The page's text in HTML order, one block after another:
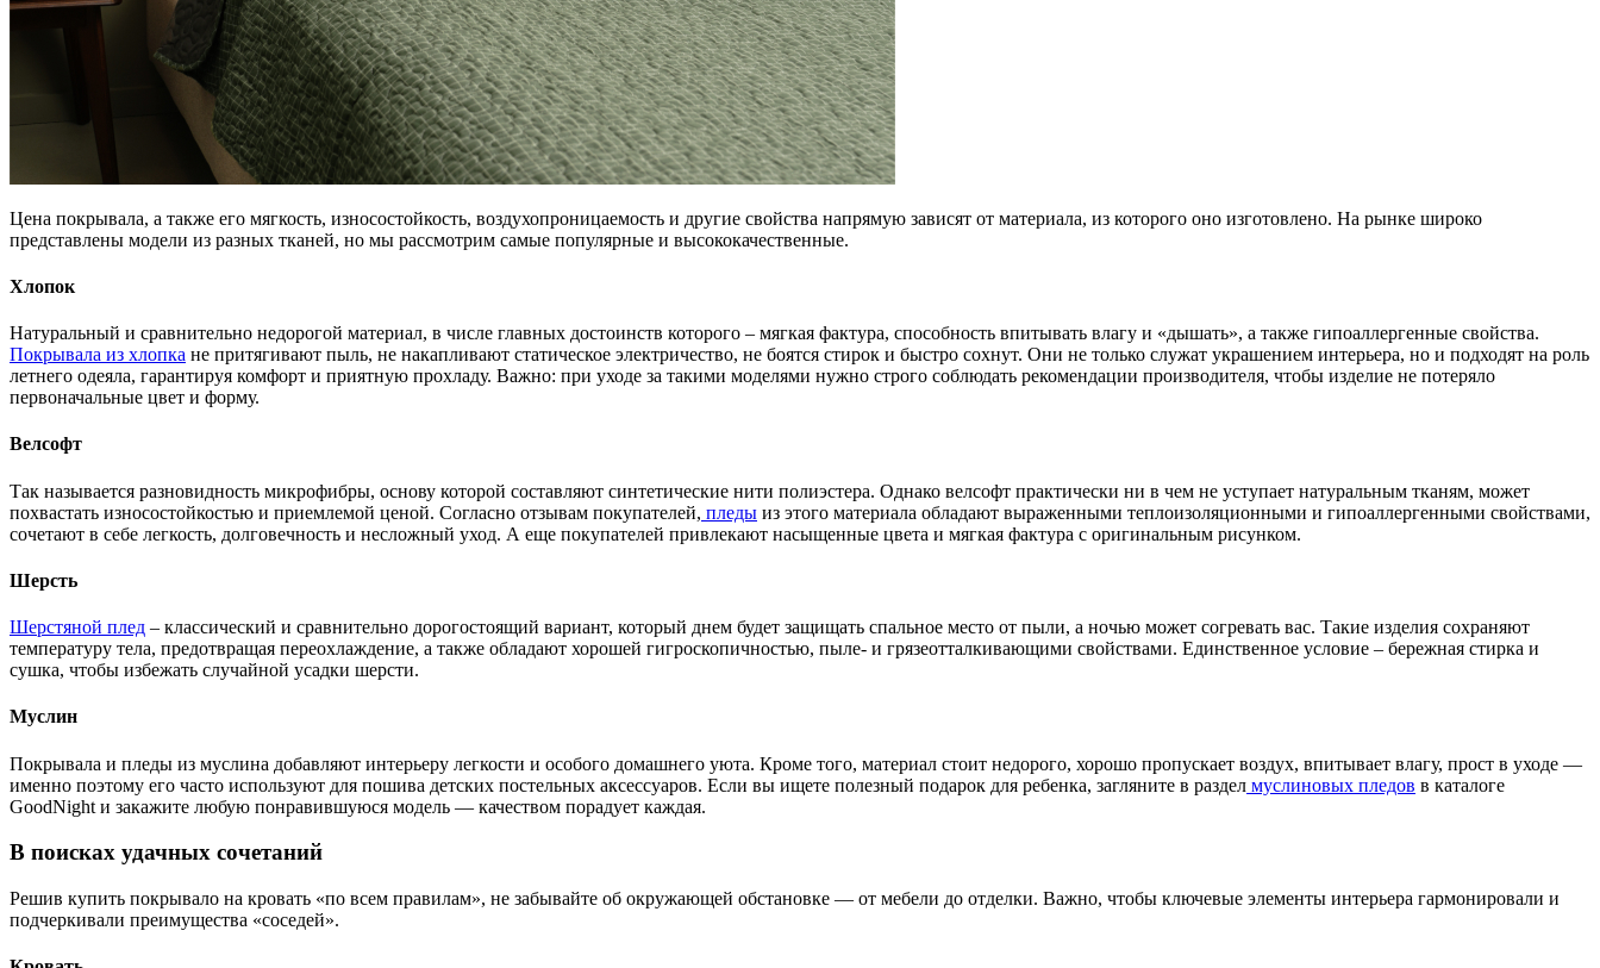
Цена покрывала, а также его мягкость, износостойкость, воздухопроницаемость и другие свойства напрямую зависят от материала, из которого оно изготовлено. На рынке широко
представлены модели из разных тканей, но мы рассмотрим самые популярные и высококачественные.
Хлопок
Натуральный и сравнительно недорогой материал, в числе главных достоинств которого – мягкая фактура, способность впитывать влагу и «дышать», а также гипоаллергенные свойства.
Покрывала из хлопка не притягивают пыль, не накапливают статическое электричество, не боятся стирок и быстро сохнут. Они не только служат украшением интерьера, но и подходят на роль
летнего одеяла, гарантируя комфорт и приятную прохладу. Важно: при уходе за такими моделями нужно строго соблюдать рекомендации производителя, чтобы изделие не потеряло
первоначальные цвет и форму.
Велсофт
Так называется разновидность микрофибры, основу которой составляют синтетические нити полиэстера. Однако велсофт практически ни в чем не уступает натуральным тканям, может
похвастать износостойкостью и приемлемой ценой. Согласно отзывам покупателей, пледы из этого материала обладают выраженными теплоизоляционными и гипоаллергенными свойствами,
сочетают в себе легкость, долговечность и несложный уход. А еще покупателей привлекают насыщенные цвета и мягкая фактура с оригинальным рисунком.
Шерсть
Шерстяной плед – классический и сравнительно дорогостоящий вариант, который днем будет защищать спальное место от пыли, а ночью может согревать вас. Такие изделия сохраняют
температуру тела, предотвращая переохлаждение, а также обладают хорошей гигроскопичностью, пыле- и грязеотталкивающими свойствами. Единственное условие – бережная стирка и
сушка, чтобы избежать случайной усадки шерсти.
Муслин
Покрывала и пледы из муслина добавляют интерьеру легкости и особого домашнего уюта. Кроме того, материал стоит недорого, хорошо пропускает воздух, впитывает влагу, прост в уходе —
именно поэтому его часто используют для пошива детских постельных аксессуаров. Если вы ищете полезный подарок для ребенка, загляните в раздел муслиновых пледов в каталоге
GoodNight и закажите любую понравившуюся модель — качеством порадует каждая.
В поисках удачных сочетаний
Решив купить покрывало на кровать «по всем правилам», не забывайте об окружающей обстановке — от мебели до отделки. Важно, чтобы ключевые элементы интерьера гармонировали и
подчеркивали преимущества «соседей».